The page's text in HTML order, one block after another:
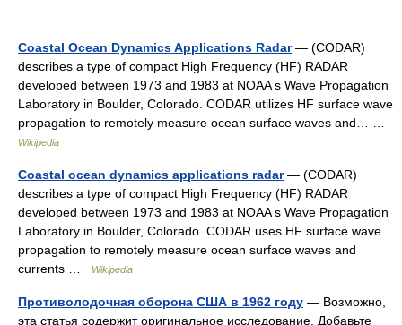
Coastal Ocean Dynamics Applications Radar— (CODAR)
describes a type of compact High Frequency (HF) RADAR
developed between 1973 and 1983 at NOAA s Wave Propagation
Laboratory in Boulder, Colorado. CODAR utilizes HF surface wave
propagation to remotely measure ocean surface waves and… …
Wikipedia
Coastal ocean dynamics applications radar— (CODAR)
describes a type of compact High Frequency (HF) RADAR
developed between 1973 and 1983 at NOAA s Wave Propagation
Laboratory in Boulder, Colorado. CODAR uses HF surface wave
propagation to remotely measure ocean surface waves and
currents …
Wikipedia
Противолодочная оборона США в 1962 году — Возможно,
эта статья содержит оригинальное исследование. Добавьте